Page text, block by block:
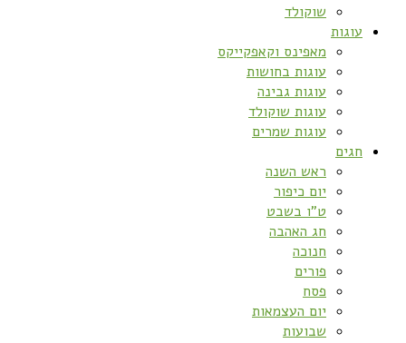
שוקולד
עוגות
מאפינס וקאפקייקס
עוגות בחושות
עוגות גבינה
עוגות שוקולד
עוגות שמרים
חגים
ראש השנה
יום כיפור
ט”ו בשבט
חג האהבה
חנוכה
פורים
פסח
יום העצמאות
שבועות